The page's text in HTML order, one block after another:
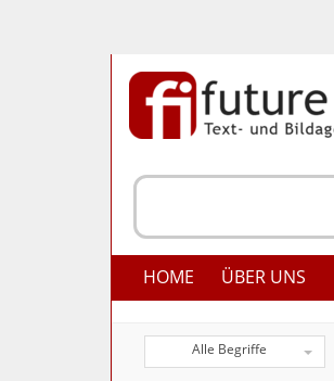
HOME ÜBER UNS
Alle Begriffe